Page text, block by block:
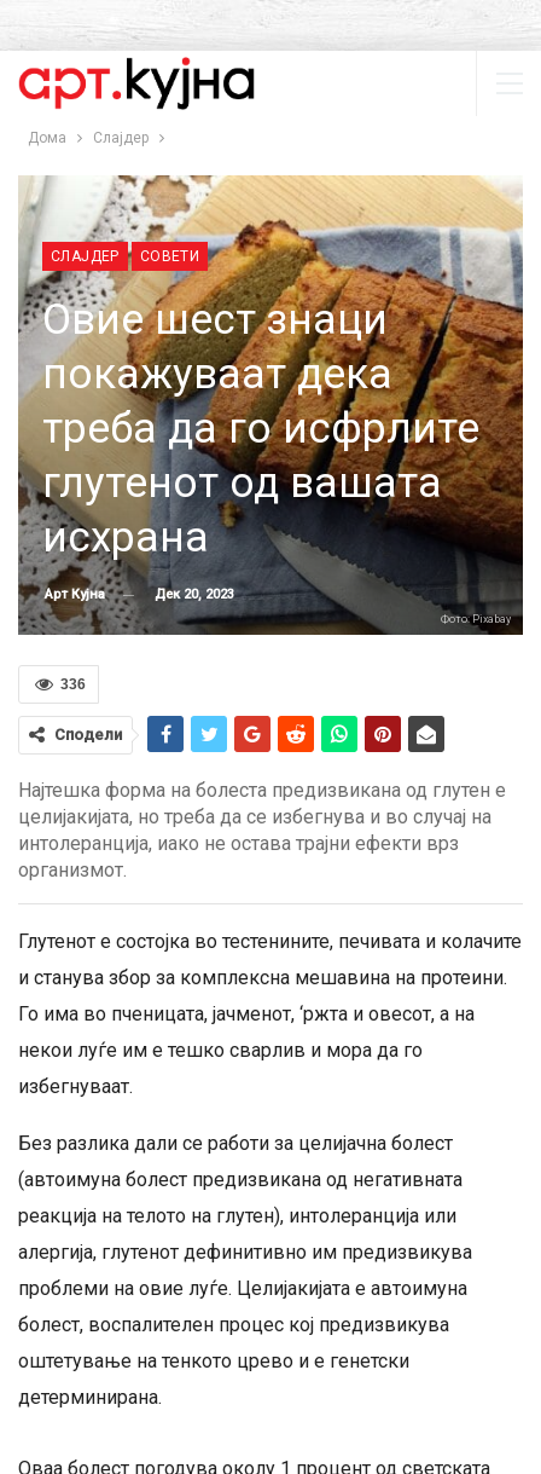
Дома Слајдер
СЛАЈДЕР СОВЕТИ
Овие шест знаци
покажуваат дека
треба да го исфрлите
глутенот од вашата
исхрана
Арт Кујна Дек 20, 2023
Фото: Pixabay
336
Сподели
Најтешка форма на болеста предизвикана од глутен е
целијакијата, но треба да се избегнува и во случај на
интолеранција, иако не остава трајни ефекти врз
организмот.
Глутенот е состојка во тестенините, печивата и колачите
и станува збор за комплексна мешавина на протеини.
Го има во пченицата, јачменот, ‘ржта и овесот, а на
некои луѓе им е тешко сварлив и мора да го
избегнуваат.
Без разлика дали се работи за целијачна болест
(автоимуна болест предизвикана од негативната
реакција на телото на глутен), интолеранција или
алергија, глутенот дефинитивно им предизвикува
проблеми на овие луѓе. Целијакијата е автоимуна
болест, воспалителен процес кој предизвикува
оштетување на тенкото црево и е генетски
детерминирана.
Оваа болест погодува околу 1 процент од светската